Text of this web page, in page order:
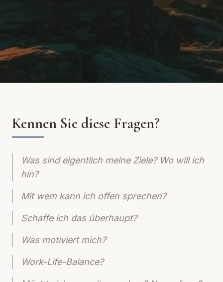
Kennen Sie diese Fragen?
Was sind eigentlich meine Ziele? Wo will ich
hin?
Mit wem kann ich offen sprechen?
Schaffe ich das überhaupt?
Was motiviert mich?
Work-Life-Balance?